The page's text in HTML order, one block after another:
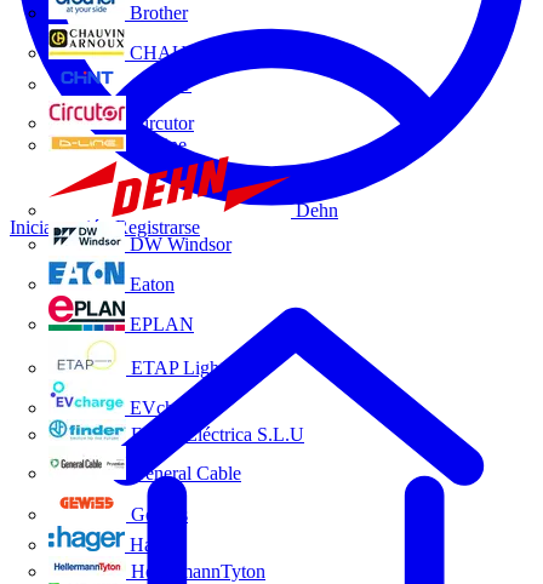
Brother
CHAUVIN ARNOUX
CHINT
Circutor
D-Line
Dehn
DW Windsor
Eaton
EPLAN
ETAP Lighting
EVcharge
Finder Eléctrica S.L.U
General Cable
Gewiss
Hager
HellermannTyton
Iniciar sesión Registrarse